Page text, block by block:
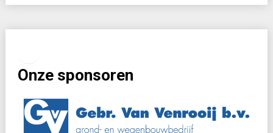
Onze sponsoren